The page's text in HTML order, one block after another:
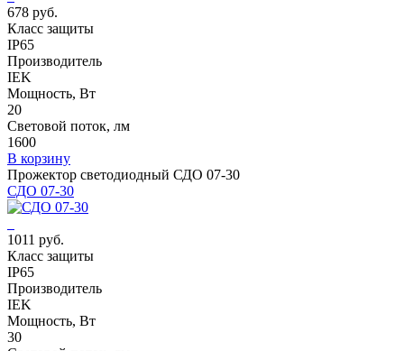
678 руб.
Класс защиты
IP65
Производитель
IEK
Мощность, Вт
20
Световой поток, лм
1600
В корзину
Прожектор светодиодный СДО 07-30
СДО 07-30
1011 руб.
Класс защиты
IP65
Производитель
IEK
Мощность, Вт
30